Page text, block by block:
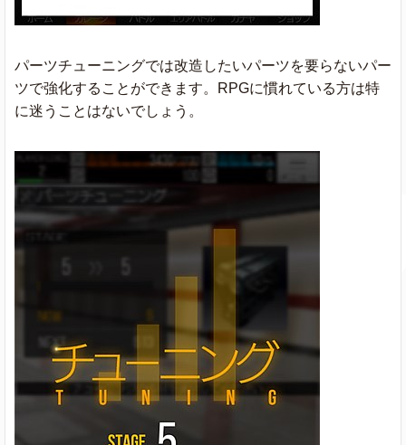
パーツチューニングでは改造したいパーツを要らないパー
ツで強化することができます。RPGに慣れている方は特
に迷うことはないでしょう。